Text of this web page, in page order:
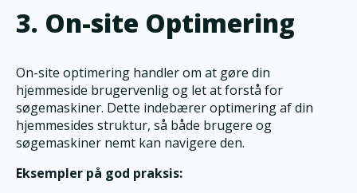
3. On-site Optimering
On-site optimering handler om at gøre din
hjemmeside brugervenlig og let at forstå for
søgemaskiner. Dette indebærer optimering af din
hjemmesides struktur, så både brugere og
søgemaskiner nemt kan navigere den.
Eksempler på god praksis: